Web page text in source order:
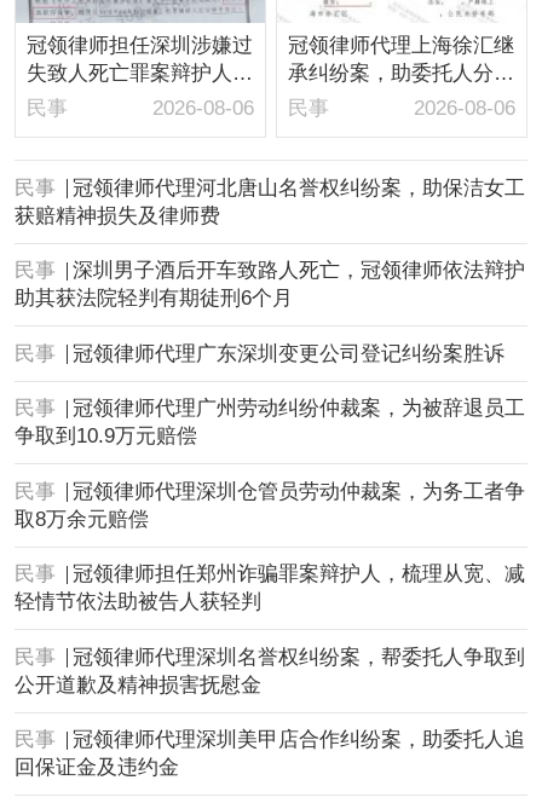
冠领律师担任深圳涉嫌过
失致人死亡罪案辩护人，
依法辩护助嫌疑人取保候
民事 2026-08-06
冠领律师代理上海徐汇继
承纠纷案，助委托人分得
房屋1/10继承份额
民事 2026-08-06
民事
冠领律师代理河北唐山名誉权纠纷案，助保洁女工
获赔精神损失及律师费
民事
深圳男子酒后开车致路人死亡，冠领律师依法辩护
助其获法院轻判有期徒刑6个月
民事 冠领律师代理广东深圳变更公司登记纠纷案胜诉
民事
冠领律师代理广州劳动纠纷仲裁案，为被辞退员工
争取到10.9万元赔偿
民事
冠领律师代理深圳仓管员劳动仲裁案，为务工者争
取8万余元赔偿
民事
冠领律师担任郑州诈骗罪案辩护人，梳理从宽、减
轻情节依法助被告人获轻判
民事
冠领律师代理深圳名誉权纠纷案，帮委托人争取到
公开道歉及精神损害抚慰金
民事
冠领律师代理深圳美甲店合作纠纷案，助委托人追
回保证金及违约金